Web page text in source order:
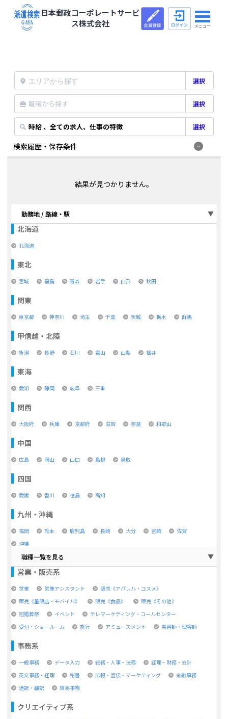
日本郵政コーポレートサービ
ス株式会社
メニュー
選択
職種から探す 選択
時給 、全ての求人、仕事の特徴 選択
検索履歴・保存条件
結果が見つかりません。
勤務地 / 路線・駅
北海道
北海道
東北
宮城 福島 青森 岩手 山形 秋田
関東
東京都 神奈川 埼玉 千葉 茨城 栃木 群馬
甲信越・北陸
新潟 長野 石川 富山 山梨 福井
東海
愛知 静岡 岐阜 三重
関西
大阪府 兵庫 京都府 滋賀 奈良 和歌山
中国
広島 岡山 山口 島根 鳥取
四国
愛媛 香川 徳島 高知
九州・沖縄
福岡 熊本 鹿児島 長崎 大分 宮崎
佐賀
沖縄
職種一覧を見る
営業・販売系
営業 営業アシスタント
販売《アパレル・コスメ》
販売《量販店・モバイル》
販売《食品》
販売《その他》
冠婚葬祭
イベント
テレマーケティング・コールセンター
受付・ショールーム
旅行 アミューズメント 美容師・理容師
事務系
一般事務 データ入力 総務・人事・法務
経理・財務・会計
英文事務・経理
秘書 広報・宣伝・マーケティング
金融事務
通訳・翻訳
貿易事務
クリエイティブ系